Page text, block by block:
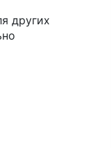
других